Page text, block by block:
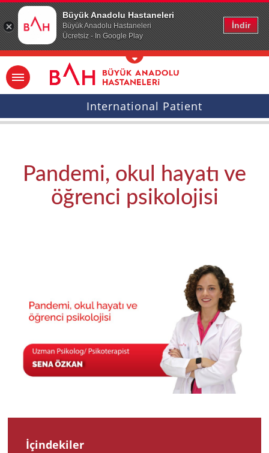
Büyük Anadolu Hastaneleri
Büyük Anadolu Hastaneleri
Ücretsiz - In Google Play
İndir
Ana icerige atla
International Patient
Pandemi, okul hayatı ve
öğrenci psikolojisi
İçindekiler